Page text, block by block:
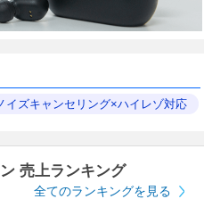
イズキャンセリング×ハイレゾ対応
売上ランキング
全てのランキングを見る